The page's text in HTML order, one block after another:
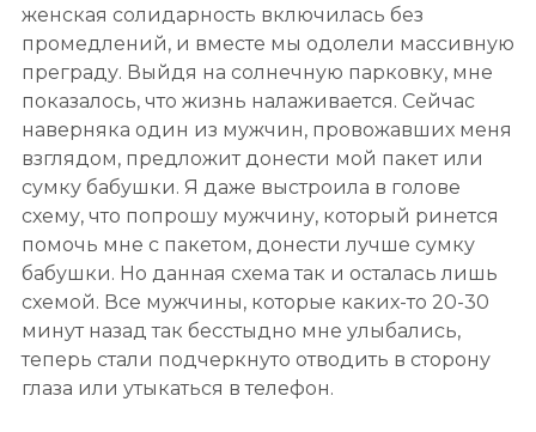
женская солидарность включилась без
промедлений, и вместе мы одолели массивную
преграду. Выйдя на солнечную парковку, мне
показалось, что жизнь налаживается. Сейчас
наверняка один из мужчин, провожавших меня
взглядом, предложит донести мой пакет или
сумку бабушки. Я даже выстроила в голове
схему, что попрошу мужчину, который ринется
помочь мне с пакетом, донести лучше сумку
бабушки. Но данная схема так и осталась лишь
схемой. Все мужчины, которые каких-то 20-30
минут назад так бесстыдно мне улыбались,
теперь стали подчеркнуто отводить в сторону
глаза или утыкаться в телефон.